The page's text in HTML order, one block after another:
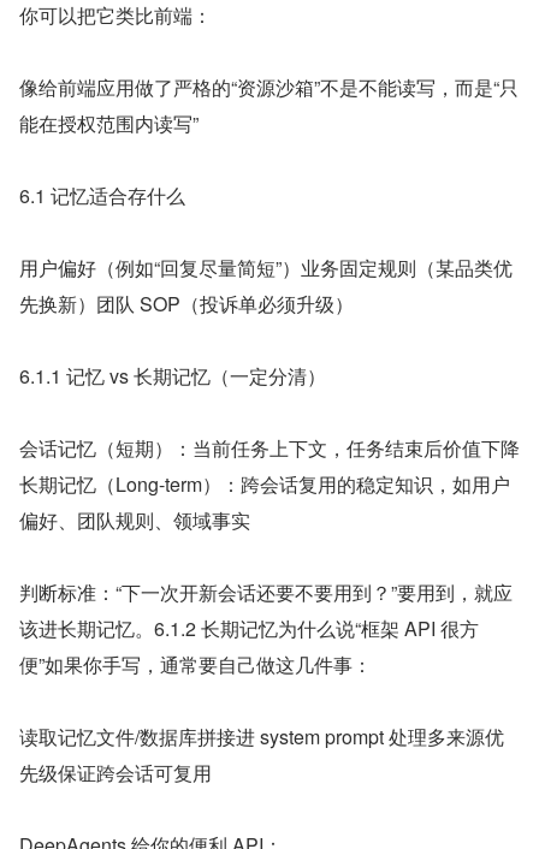
你可以把它类比前端：
像给前端应用做了严格的“资源沙箱”不是不能读写，而是“只
能在授权范围内读写”
6.1 记忆适合存什么
用户偏好（例如“回复尽量简短”）业务固定规则（某品类优
先换新）团队 SOP（投诉单必须升级）
6.1.1 记忆 vs 长期记忆（一定分清）
会话记忆（短期）：当前任务上下文，任务结束后价值下降
长期记忆（Long-term）：跨会话复用的稳定知识，如用户
偏好、团队规则、领域事实
判断标准：“下一次开新会话还要不要用到？”要用到，就应
该进长期记忆。6.1.2 长期记忆为什么说“框架 API 很方
便”如果你手写，通常要自己做这几件事：
读取记忆文件/数据库拼接进 system prompt 处理多来源优
先级保证跨会话可复用